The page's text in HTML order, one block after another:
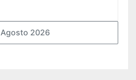
Agosto 2026